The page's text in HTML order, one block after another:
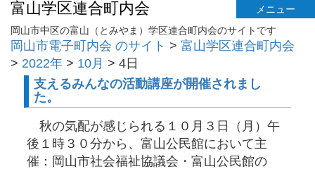
富山学区連合町内会
メニュー
岡山市中区の富山（とみやま）学区連合町内会のサイトです
岡山市電子町内会 のサイト > 富山学区連合町内会
> 2022年 > 10月 > 4日
支えるみんなの活動講座が開催されまし
た。
秋の気配が感じられる１０月３日（月）午
後１時３０分から、富山公民館において主
催：岡山市社会福祉協議会・富山公民館の